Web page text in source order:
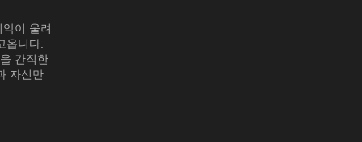
이 울려
옵니다.
간직한
자신만